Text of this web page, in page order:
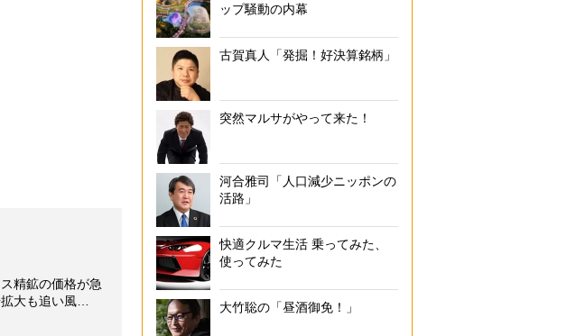
精鉱の価格が急
大も追い風…
ップ騒動の内幕
古賀真人「発掘！好決算銘柄」
突然マルサがやって来た！
河合雅司「人口減少ニッポンの
活路」
快適クルマ生活 乗ってみた、
使ってみた
大竹聡の「昼酒御免！」